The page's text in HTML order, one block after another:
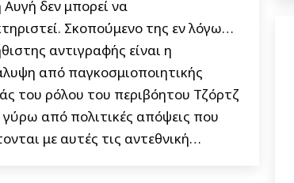
δεν μπορεί να
Σκοπούμενο της εν λόγω…
αντιγραφής είναι η
από παγκοσμιοποιητικής
του ρόλου του περιβόητου Τζόρτζ
γύρω από πολιτικές απόψεις που
με αυτές τις αντεθνική…